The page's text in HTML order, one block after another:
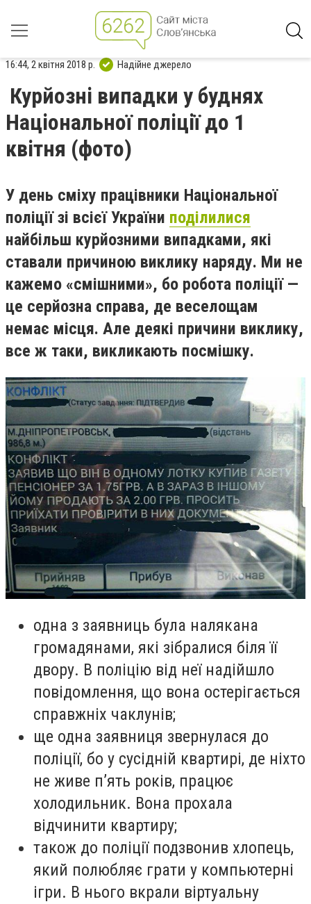
16:44, 2 квітня 2018 р. Надійне джерело
Курйозні випадки у буднях
Національної поліції до 1
квітня (фото)
У день сміху працівники Національної
поліції зі всієї України поділилися
найбільш курйозними випадками, які
ставали причиною виклику наряду. Ми не
кажемо «смішними», бо робота поліції —
це серйозна справа, де веселощам
немає місця. Але деякі причини виклику,
все ж таки, викликають посмішку.
одна з заявниць була налякана
громадянами, які зібралися біля її
двору. В поліцію від неї надійшло
повідомлення, що вона остерігається
справжніх чаклунів;
ще одна заявниця звернулася до
поліції, бо у сусідній квартирі, де ніхто
не живе пʼять років, працює
холодильник. Вона прохала
відчинити квартиру;
також до поліції подзвонив хлопець,
який полюбляє грати у компьютерні
ігри. В нього вкрали віртуальну